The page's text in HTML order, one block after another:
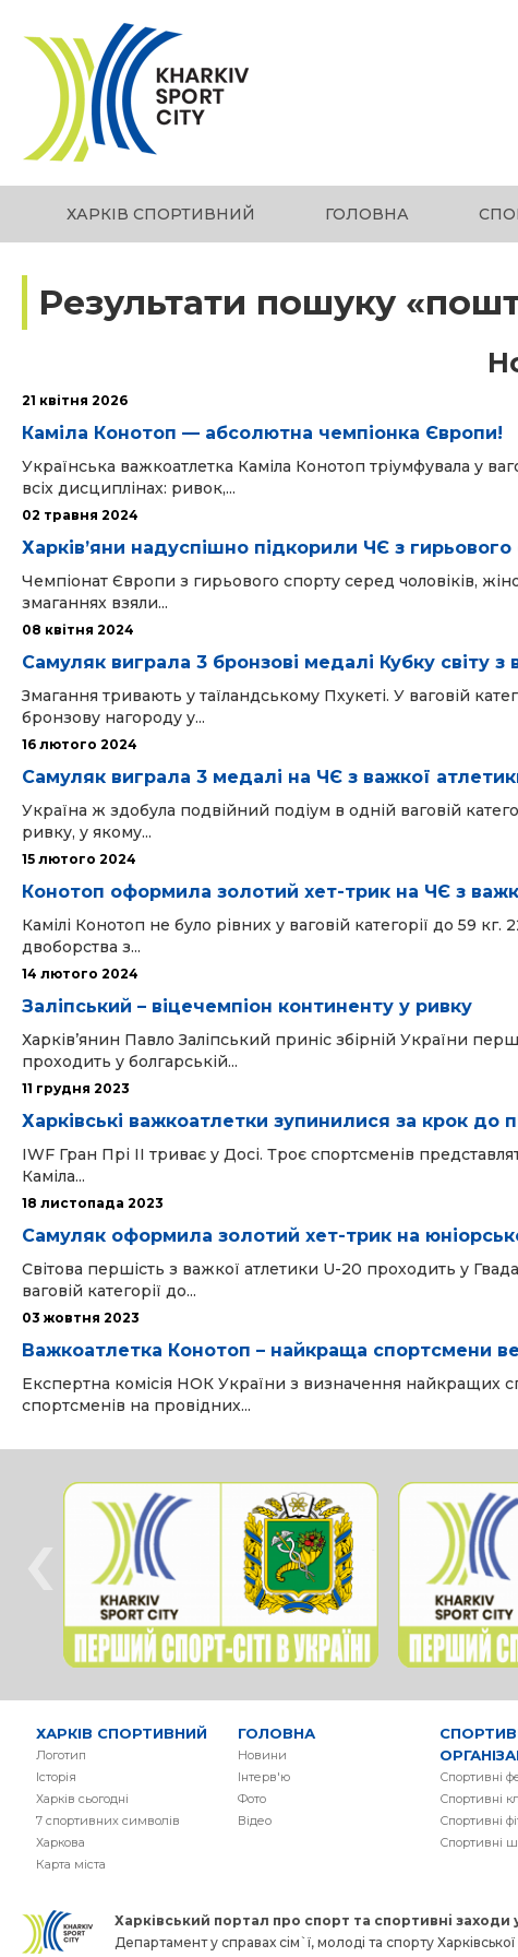
ХАРКІВ СПОРТИВНИЙ ГОЛОВНА
Результати пошуку
21 квітня 2026
Каміла Конотоп — абсолютна чемпіонка Європи!
Українська важкоатлетка Каміла Конотоп тріумфувала у
всіх дисциплінах: ривок,...
02 травня 2024
Харківʼяни надуспішно підкорили ЧЄ з гирьового
Чемпіонат Європи з гирьового спорту серед чоловіків,
змаганнях взяли...
08 квітня 2024
Самуляк виграла 3 бронзові медалі Кубку світу з
Змагання тривають у таїландському Пхукеті. У ваговій
бронзову нагороду у...
16 лютого 2024
Самуляк виграла 3 медалі на ЧЄ з важкої
Україна ж здобула подвійний подіум в одній ваговій
ривку, у якому...
15 лютого 2024
Конотоп оформила золотий хет-трик на ЧЄ з
Камілі Конотоп не було рівних у ваговій категорії до 59
двоборства з...
14 лютого 2024
Заліпський – віцечемпіон континенту у ривку
Харківʼянин Павло Заліпський приніс збірній України
проходить у болгарській...
11 грудня 2023
Харківські важкоатлетки зупинилися за крок до
IWF Гран Прі ІІ триває у Досі. Троє спортсменів
Каміла...
18 листопада 2023
Самуляк оформила золотий хет-трик на
Світова першість з важкої атлетики U-20 проходить у
ваговій категорії до...
03 жовтня 2023
Важкоатлетка Конотоп – найкраща спортсмени
Експертна комісія НОК України з визначення найкращих
спортсменів на провідних...
ХАРКІВ СПОРТИВНИЙ
Логотип
Історія
Харків сьогодні
7 спортивних символів
Харкова
Карта міста
ГОЛОВНА
Новини
Інтерв'ю
Фото
Вiдео
Спортивні
Спортивні
Спортивні
Спортивні
Харківський портал про спорт та спортивнi заходи у
Департамент у справах сім`ї, молоді та спорту Харківської